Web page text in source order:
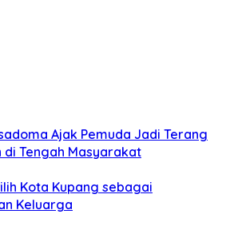
Ajak Pemuda Jadi Terang
di Tengah Masyarakat
Kota Kupang sebagai
Keluarga